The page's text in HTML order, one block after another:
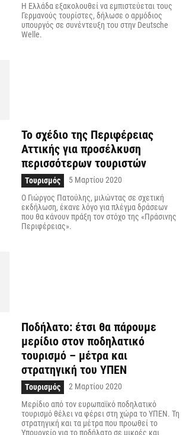
Η Ελλάδα εξακολουθεί να εμπιστεύεται τους
Γερμανούς τουρίστες, δήλωσε ο αρμόδιος
υπουργός σε συνέντευξη του στην Deutsche
Welle.
Το σχέδιο της Περιφέρειας
Αττικής για προσέλκυση
περισσότερων τουριστών
Τουρισμός
5 Μαρτίου 2020
Ο Γιώργος Πατούλης, μιλώντας σε σχετική
εκδήλωση, έκανε λόγο για πλέγμα δράσεων
που θα κάνουν πράξη τον στόχο της «Πράσινης
Περιφέρειας».
Ποδήλατο: έτσι θα πάρουμε
μερίδιο στον ποδηλατικό
τουρισμό – μέτρα και
στρατηγική του ΥΠΕΝ
Τουρισμός
2 Μαρτίου 2020
Μερίδιο από τον ευρωπαϊκό ποδηλατικό
τουρισμό θέλει να φέρει στη χώρα το ΥΠΕΝ. Τη
στρατηγική και τα μέτρα που προωθεί το
Υπουργείο για το ποδήλατο σε μικρές και